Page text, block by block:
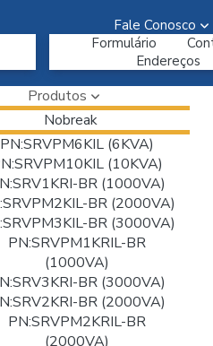
Fale Conosco
Formulário
Endereços
Produtos
Nobreak
PN:SRVPM6KIL (6KVA)
(10KVA)
BR (1000VA)
BR (2000VA)
BR (3000VA)
PN:SRVPM1KRIL-BR
(1000VA)
BR (3000VA)
BR (2000VA)
PN:SRVPM2KRIL-BR
(2000VA)